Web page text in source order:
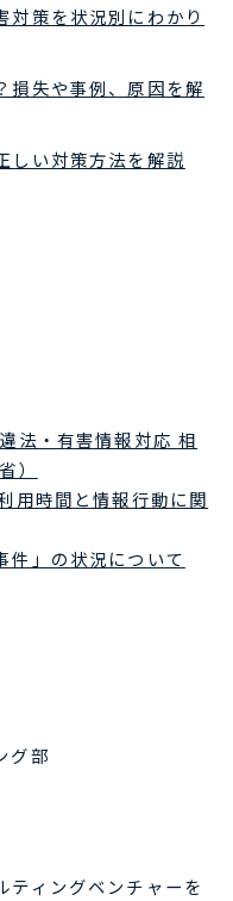
対策を状況別にわかり
損失や事例、原因を解
しい対策方法を解説
法・有害情報対応 相
）
用時間と情報行動に関
件」の状況について
グ部
ティングベンチャーを